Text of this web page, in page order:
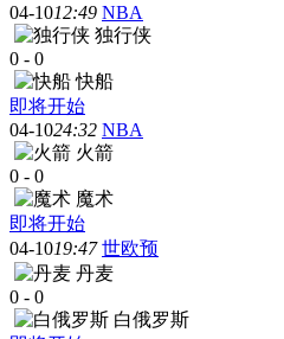
04-1012:49 NBA
独行侠
0 - 0
快船
即将开始
04-1024:32 NBA
火箭
0 - 0
魔术
即将开始
04-1019:47 世欧预
丹麦
0 - 0
白俄罗斯